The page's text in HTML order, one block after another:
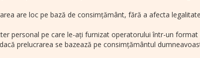
are loc pe bază de consimțământ, fără a afecta
personal pe care le-ați furnizat operatorului într-un
prelucrarea se bazează pe consimțământul